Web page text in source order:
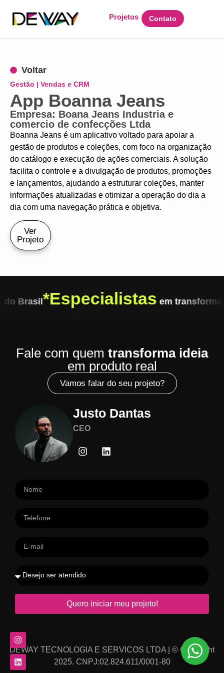
Projetos Contato
Voltar
Gestão | Vendas e CRM
App Boanna Jeans
Empresa: Boana Jeans Industria e
comercio de confecções Ltda
Boanna Jeans é um aplicativo voltado para apoiar a
gestão de produtos e coleções, com foco na organização
do catálogo e execução de ações comerciais. A solução
facilita o controle e a divulgação de produtos, promoções
e lançamentos, ajudando a estruturar coleções, manter
informações atualizadas e otimizar a operação do dia a
dia com uma navegação prática e objetiva.
Ver
Projeto
Brasil*Especialistasem transformar
Fale com quem transforma ideia
em produto real
Vamos falar do seu projeto?
Justo Dantas
CEO
Quero iniciar meu projeto!
DEWAY TECNOLOGIA E SERVICOS LTDA | © Copyright
2025. CNPJ:02.824.611/0001-80